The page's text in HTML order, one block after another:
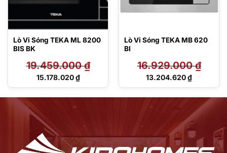
Lò Vi Sóng TEKA ML 8200
BIS BK
19.459.000₫
Giá
15.178.020₫
Giá
Lò Vi Sóng TEKA MB 620
BI
16.929.000₫
Giá
16.929.000 ₫.
13.204.620₫
Giá
13.204.620 ₫.